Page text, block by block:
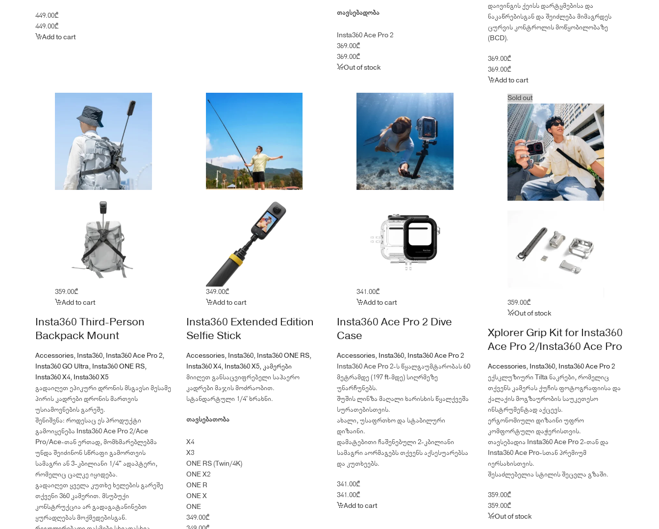
449.00₾
449.00₾
Add to cart
თავსებადობა
Insta360 Ace Pro 2
369.00₾
369.00₾
Out of stock
დაივინგის ქეისს დარტყმებისა და
ნაკაწრებისგან და შეიძლება მიმაგრდეს
ცურვის კონტროლის მოწყობილობაზე
(BCD).
369.00₾
369.00₾
Add to cart
359.00₾
Add to cart
Insta360 Third-Person
Backpack Mount
Accessories, Insta360, Insta360 Ace Pro 2,
Insta360 GO Ultra, Insta360 ONE RS,
Insta360 X4, Insta360 X5
გადაიღეთ ეპიკური დრონის მსგავსი მესამე
პირის კადრები დრონის მართვის
უსიამოვნების გარეშე.
შენიშვნა: როდესაც ეს პროდუქტი
გამოიყენება Insta360 Ace Pro 2/Ace
Pro/Ace-თან ერთად, მომხმარებლებმა
უნდა შეიძინონ სწრაფი გამორთვის
სამაგრი ან 3-კბილიანი 1/4" ადაპტერი,
რომელიც ცალკე იყიდება.
გადაიღეთ ყველა კუთხე ხელების გარეშე
თქვენი 360 კამერით. მსუბუქი
კონსტრუქცია არ გადაგატანინებთ
ყურადღებას მოქმედებისგან.
349.00₾
Add to cart
Insta360 Extended Edition
Selfie Stick
Accessories, Insta360, Insta360 ONE RS,
Insta360 X4, Insta360 X5, კამერები
მიიღეთ განსაცვიფრებელი საჰაერო
კადრები მაჯის მოძრაობით.
სტანდარტული 1/4' ხრახნი.
თავსებათობა
X4
X3
ONE RS (Twin/4K)
ONE X2
ONE R
ONE X
ONE
349.00₾
341.00₾
Add to cart
Insta360 Ace Pro 2 Dive
Case
Accessories, Insta360, Insta360 Ace Pro 2
Insta360 Ace Pro 2-ს წყალგაუმტარობას 60
მეტრამდე (197 ft-მდე) სიღრმეზე
უნარჩუნებს.
შუშის ლინზა მაღალი ხარისხის წყალქვეშა
სურათებისთვის.
ახალი, უსაფრთხო და სტაბილური
დიზაინი.
დამატებითი ჩაშენებული 2-კბილიანი
სამაგრი აორმაგებს თქვენს აქსესუარებსა
და კუთხეებს.
341.00₾
341.00₾
Add to cart
Sold out
359.00₾
Out of stock
Xplorer Grip Kit for Insta360
Ace Pro 2/Insta360 Ace Pro
Accessories, Insta360, Insta360 Ace Pro 2
ექსკლუზიური Tilta ნაკრები, რომელიც
თქვენს კამერას ქუჩის ფოტოგრაფიისა და
ქალაქის მოგზაურობის საუკეთესო
ინსტრუმენტად აქცევს.
ერგონომიული დიზაინი უფრო
კომფორტული დაჭერისთვის.
თავსებადია Insta360 Ace Pro 2-თან და
Insta360 Ace Pro-სთან პრემიუმ
იერსახისთვის.
შესაძლებელია სტილის შეცვლა გზაში.
359.00₾
359.00₾
Out of stock